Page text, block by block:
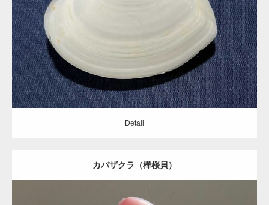
Detail
カバザクラ（樺桜貝）